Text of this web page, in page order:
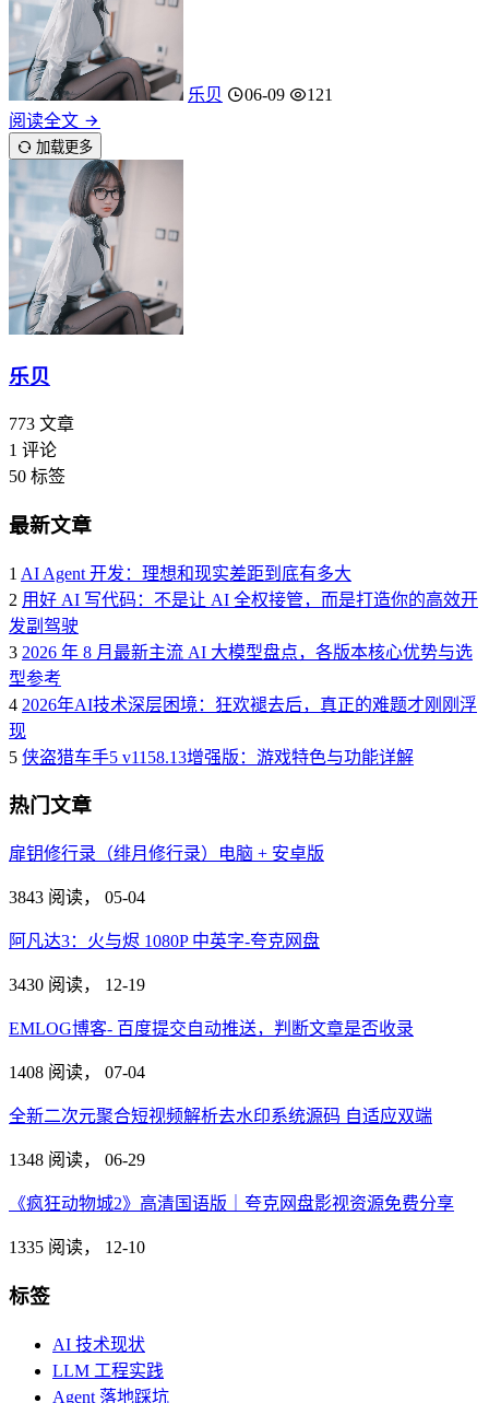
乐贝 06-09
121
阅读全文
加载更多
乐贝
773 文章
1 评论
50 标签
最新文章
1 AI Agent 开发：理想和现实差距到底有多大
2 用好 AI 写代码：不是让 AI 全权接管，而是打造你的高效开
发副驾驶
3 2026 年 8 月最新主流 AI 大模型盘点，各版本核心优势与选
型参考
4 2026年AI技术深层困境：狂欢褪去后，真正的难题才刚刚浮
现
5 侠盗猎车手5 v1158.13增强版：游戏特色与功能详解
热门文章
扉钥修行录（绯月修行录）电脑 + 安卓版
3843 阅读， 05-04
阿凡达3：火与烬 1080P 中英字-夸克网盘
3430 阅读， 12-19
EMLOG博客- 百度提交自动推送，判断文章是否收录
1408 阅读， 07-04
全新二次元聚合短视频解析去水印系统源码 自适应双端
1348 阅读， 06-29
《疯狂动物城2》高清国语版｜夸克网盘影视资源免费分享
1335 阅读， 12-10
标签
AI 技术现状
LLM 工程实践
Agent 落地踩坑